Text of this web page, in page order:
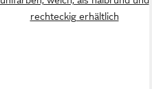
rechteckig erhältlich